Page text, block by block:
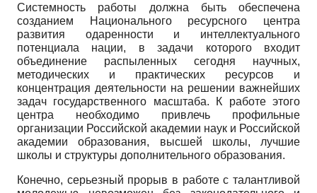
Системность работы должна быть обеспечена
созданием Национального ресурсного центра
развития одаренности и интеллектуального
потенциала нации, в задачи которого входит
объединение распыленных сегодня научных,
методических и практических ресурсов и
концентрация деятельности на решении важнейших
задач государственного масштаба. К работе этого
центра необходимо привлечь профильные
организации Российской академии наук и Российской
академии образования, высшей школы, лучшие
школы и структуры дополнительного образования.
Конечно, серьезный прорыв в работе с талантливой